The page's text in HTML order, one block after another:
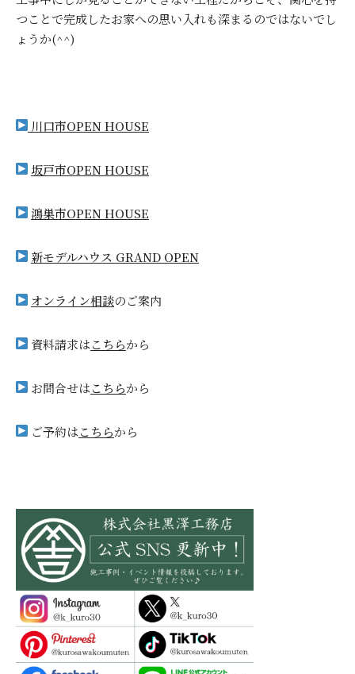
つことで完成したお家への思い入れも深まるのではないでし
ょうか(^^)
川口市OPEN HOUSE
坂戸市OPEN HOUSE
鴻巣市OPEN HOUSE
新モデルハウス GRAND OPEN
オンライン相談のご案内
資料請求はこちらから
お問合せはこちらから
ご予約はこちらから